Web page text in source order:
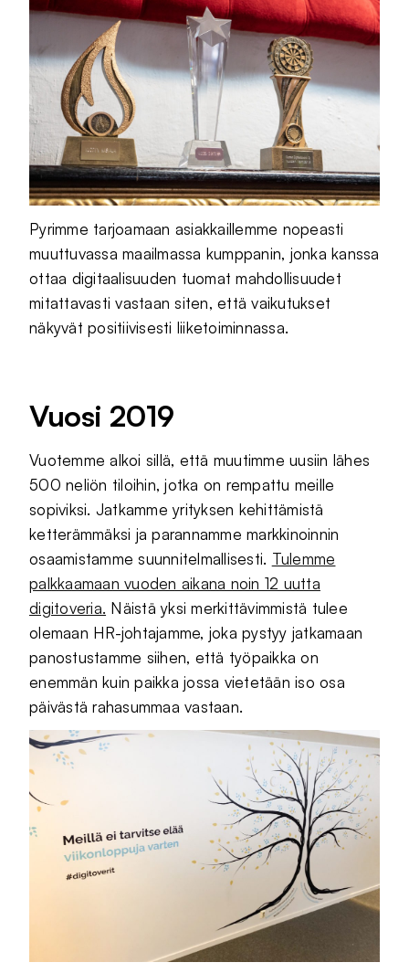
Pyrimme tarjoamaan asiakkaillemme nopeasti
muuttuvassa maailmassa kumppanin, jonka kanssa
ottaa digitaalisuuden tuomat mahdollisuudet
mitattavasti vastaan siten, että vaikutukset
näkyvät positiivisesti liiketoiminnassa.
Vuosi 2019
Vuotemme alkoi sillä, että muutimme uusiin lähes
500 neliön tiloihin, jotka on rempattu meille
sopiviksi. Jatkamme yrityksen kehittämistä
ketterämmäksi ja parannamme markkinoinnin
osaamistamme suunnitelmallisesti. Tulemme
palkkaamaan vuoden aikana noin 12 uutta
digitoveria. Näistä yksi merkittävimmistä tulee
olemaan HR-johtajamme, joka pystyy jatkamaan
panostustamme siihen, että työpaikka on
enemmän kuin paikka jossa vietetään iso osa
päivästä rahasummaa vastaan.